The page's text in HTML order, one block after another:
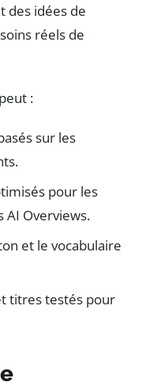
des idées de
réels de
:
sur les
pour les
AI Overviews.
et le vocabulaire
titres testés pour